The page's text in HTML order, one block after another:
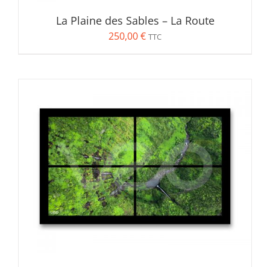
La Plaine des Sables – La Route
250,00€ TTC